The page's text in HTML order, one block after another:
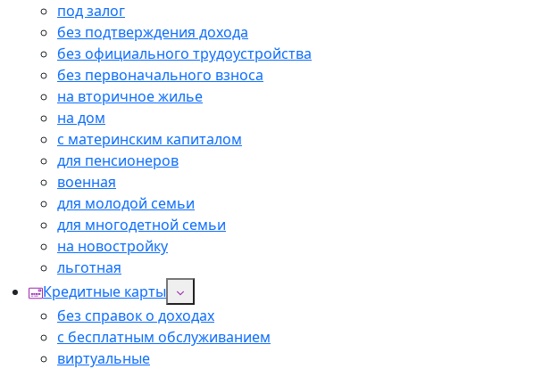
под залог
без подтверждения дохода
без официального трудоустройства
без первоначального взноса
на вторичное жилье
на дом
с материнским капиталом
для пенсионеров
военная
для молодой семьи
для многодетной семьи
на новостройку
льготная
Кредитные карты
без справок о доходах
с бесплатным обслуживанием
виртуальные